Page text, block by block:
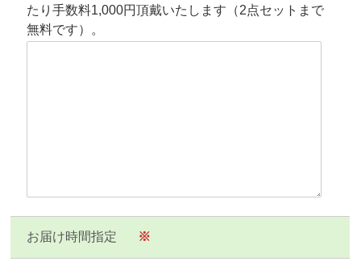
たり手数料1,000円頂戴いたします（2点セットまで
無料です）。
お届け時間指定 ※